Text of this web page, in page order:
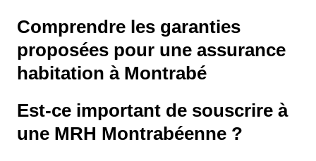
Comprendre les garanties
proposées pour une assurance
habitation à Montrabé
Est-ce important de souscrire à
une MRH Montrabéenne ?